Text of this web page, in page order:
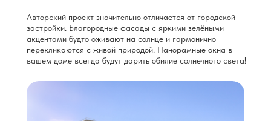
Авторский проект значительно отличается от городской
застройки. Благородные фасады с яркими зелёными
акцентами будто оживают на солнце и гармонично
перекликаются с живой природой. Панорамные окна в
вашем доме всегда будут дарить обилие солнечного света!